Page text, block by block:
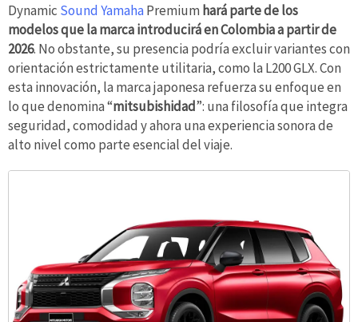
Dynamic Sound YamahaPremium hará parte de los
modelos que la marca introducirá en Colombia a partir de
2026. No obstante, su presencia podría excluir variantes con
orientación estrictamente utilitaria, como la L200 GLX. Con
esta innovación, la marca japonesa refuerza su enfoque en
lo que denomina “mitsubishidad”: una filosofía que integra
seguridad, comodidad y ahora una experiencia sonora de
alto nivel como parte esencial del viaje.